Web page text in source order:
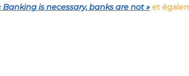
is necessary, banks are not »et